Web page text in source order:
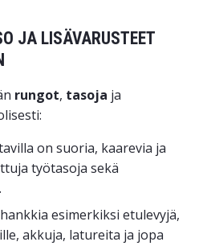
JA LISÄVARUSTEET
rungot, tasoja ja
on suoria, kaarevia ja
työtasoja sekä
esimerkiksi etulevyjä,
akkuja, latureita ja jopa